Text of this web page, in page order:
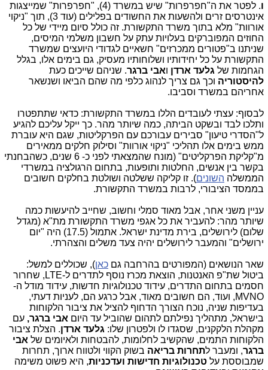
ו
. לפטר את ה"חפרפרות" שיש במשרד (4), "חפרפרות" שמייצגות
אינטרסים זרים ולהשעות את החשודים בפלילים (עוד 3), תוך "ניקוי
אורוות" מלא בתוך משרד התקשורת. זה כולל סיום מיידי של כל
החוזים המפוברקים בעלויות עתק על חשבון משלמי המיסים,
שניתנו ב"פטורים ממכרזים" חשאיים לגדודי היועצים שמשרד
התקשורת על כל יחידותיו ושלוחותיו מעסיק, גם בימים אלו, בגלל
הגחמות של גלעד ארדן ואבי ברגר. שניהם שייכים כעת
להיסטוריה וכך גם צריך לנהוג כלפי מה שהם הביאו ושנשאר
אחריהם במשרד וסביבו.
לבסוף: עצתי לעובדים הללו במשרד התקשורת: כדאי שתתפטרו
ותלכו לבד ובשקט הביתה, כמה שיותר מהר. כך ייקל עליכם להגיע
ל"הסדרי טיעון" סבירים עבורכם עם הפרקליטות, שגם היא עוברת
ממש בימים אלו תהליכי "ניקוי אורוות" וסילוק חלקים ממאירים
מ"קליקת הפרקליטים" (מונח שהמצאתי לפני כ- 6 שנים, כשהבחנתי
בקשר בין אנשים, החלטות ותופעות, בתחום הרגולציה במשרדי
הממשלה השונים). זו קליקה ששלטה ושולטת בחלקים חשובים
בממסד הציבורי, לרבות במשרד התקשורת.
עניין משני אחר, אבל מאוד סמלי וחשוב, שחייב להיעשות כמה
שיותר מהר: להעביר את כל אגפי משרד התקשורת מת"א (מגדל
שלום) לירושלים, בירת מדינת ישראל. אתמול (17.5) היה "יום
ירושלים" והמעבר לירושלים יהיה צעד משלים והצהרתי.
שאר הנושאים (המפורטים בהרחבה גם כאן), שכוללים למשל:
ביטול שת"פ האנטנות, הוצאת מכרז נוסף לתדרים ל-LTE, שחרור
חסמים בתחום התדרים, עידוד טכנולוגיות חדשות, עידוד מודל ה-
MVNO, ועוד, הם חשובים מאוד, אבל כרגע הם, לעניות דעתי,
בעדיפות שניה, נוכח הצורך הדחוף להציל את ציבור הלקוחות
בישראל, מתהליך נפילתם לתהום שהוביל עד היום אבי ברגר, עם
מקהלת הלקקנים, שסגדו לו ולפטרון שלו: גלעד ארדן. הצלת ציבור
הלקוחות התמים, שהקשיב לחלומות, להבטחות ולאיומים של אבי
ברגר, ומעבר לתחרות בריאה בשוק הקווי ולטווח ארוך, תחרות
שמבוססת על טכנולוגיות חדישות ועדכניות, היא פשוט משימה